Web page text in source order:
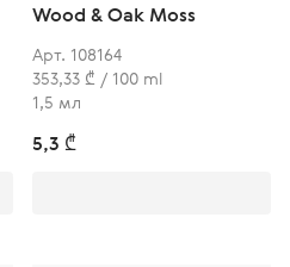
Wood & Oak Moss
Арт. 108164
353,33 ₾ / 100 ml
1,5 мл
5,3 ₾